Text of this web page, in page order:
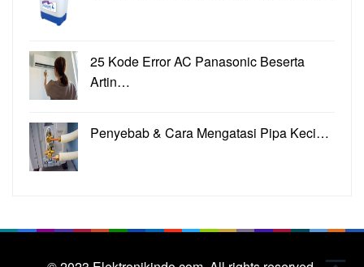
25 Kode Error AC Panasonic Beserta
Artin…
Penyebab & Cara Mengatasi Pipa Keci…